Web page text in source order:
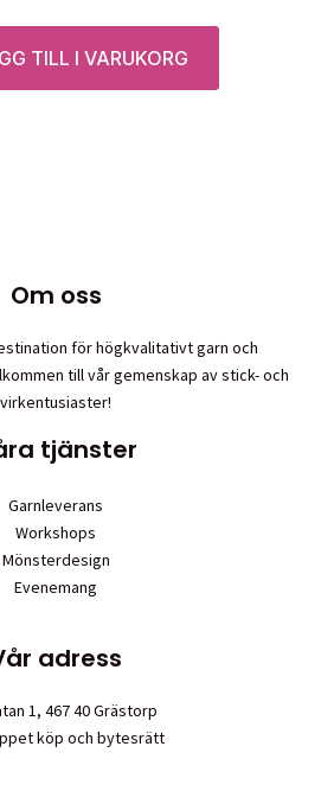
TILL I VARUKORG
Om oss
för högkvalitativt garn och
till vår gemenskap av stick- och
virkentusiaster!
tjänster
Garnleverans
Workshops
Mönsterdesign
Evenemang
adress
1, 467 40 Grästorp
köp och bytesrätt